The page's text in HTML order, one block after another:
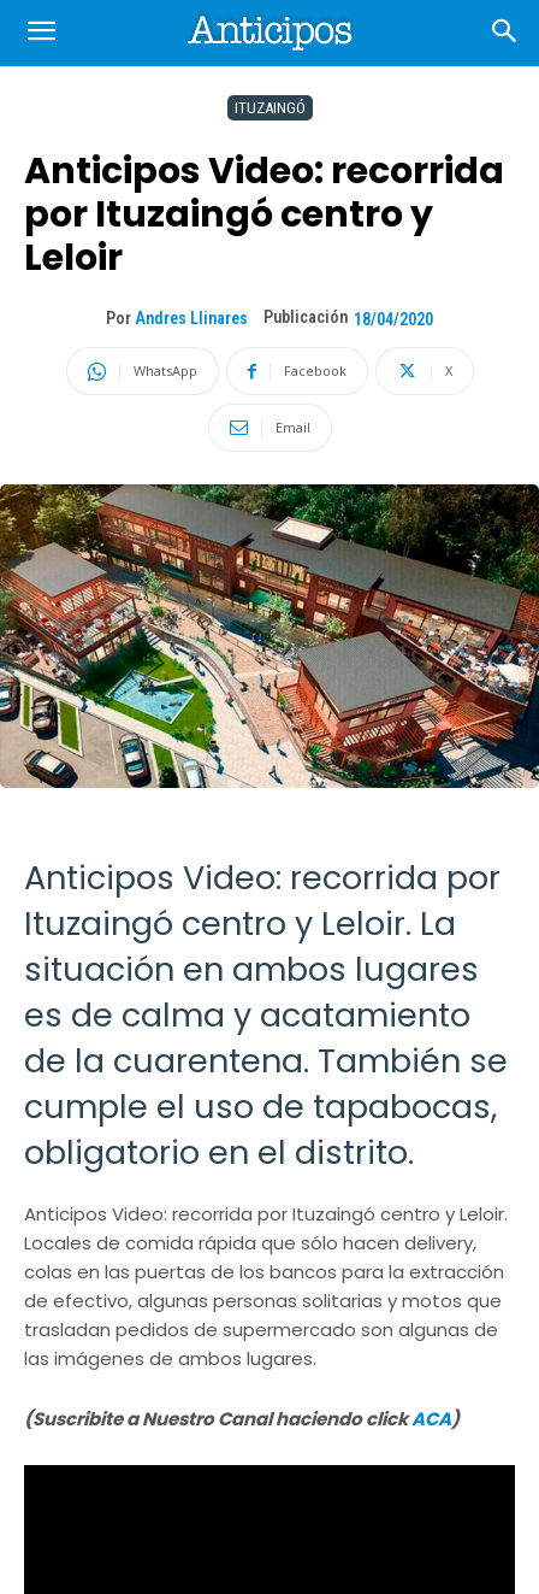
ITUZAINGÓ
Anticipos Video: recorrida
por Ituzaingó centro y
Leloir
Por Andres Llinares Publicación 18/04/2020
WhatsApp Facebook X
Email
Anticipos Video: recorrida por
Ituzaingó centro y Leloir. La
situación en ambos lugares
es de calma y acatamiento
de la cuarentena. También se
cumple el uso de tapabocas,
obligatorio en el distrito.
Anticipos Video: recorrida por Ituzaingó centro y Leloir.
Locales de comida rápida que sólo hacen delivery,
colas en las puertas de los bancos para la extracción
de efectivo, algunas personas solitarias y motos que
trasladan pedidos de supermercado son algunas de
las imágenes de ambos lugares.
(Suscribite a Nuestro Canal haciendo clickACA)